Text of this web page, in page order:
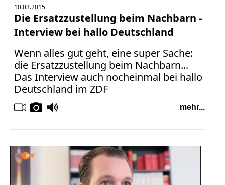
10.03.2015
Die Ersatzzustellung beim Nachbarn -
Interview bei hallo Deutschland
Wenn alles gut geht, eine super Sache:
die Ersatzzustellung beim Nachbarn...
Das Interview auch nocheinmal bei hallo
Deutschland im ZDF
mehr...